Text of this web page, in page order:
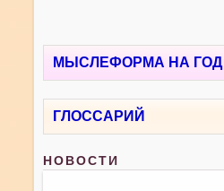
МЫСЛЕФОРМА НА ГОД
ГЛОССАРИЙ
НОВОСТИ